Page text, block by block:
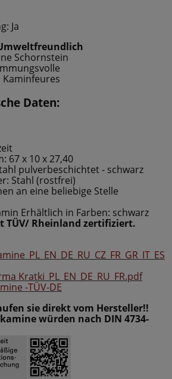
Ja
Schornstein
Daten:
67 x 10 x 27,40
pulverbeschichtet - schwarz
Stahl (rostfrei)
an eine beliebige Stelle
Erhältlich in Farben: schwarz
TÜV/ Rheinland zertifiziert.
Kratki_PL_EN_DE_RU_FR.pdf
-TÜV-DE
sie direkt vom Hersteller!!
würden nach DIN 4734-